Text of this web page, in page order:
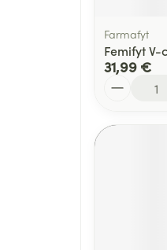
Farmafyt
Femifyt V-
31,99 €